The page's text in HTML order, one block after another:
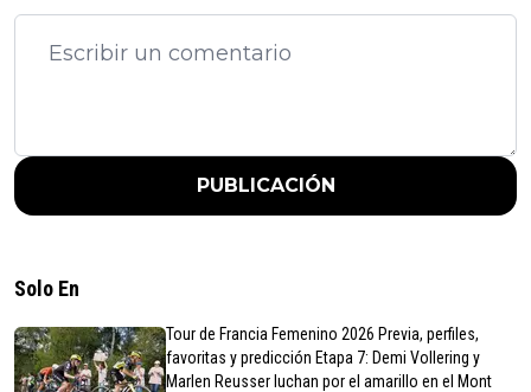
PUBLICACIÓN
Solo En
Tour de Francia Femenino 2026 Previa, perfiles,
favoritas y predicción Etapa 7: Demi Vollering y
Marlen Reusser luchan por el amarillo en el Mont